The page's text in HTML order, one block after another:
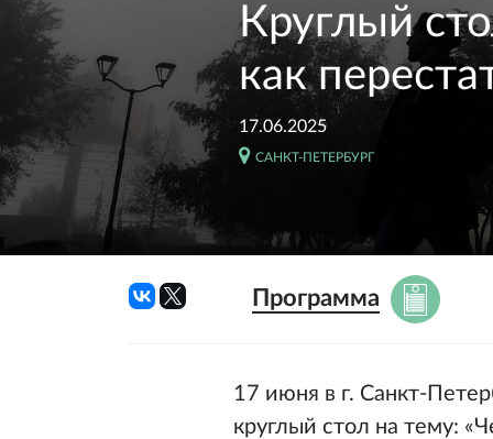
Круглый
как
17.06.2025
САНКТ-ПЕТЕРБУРГ
Программа
17 июня в г. Санкт-
круглый стол на тему: